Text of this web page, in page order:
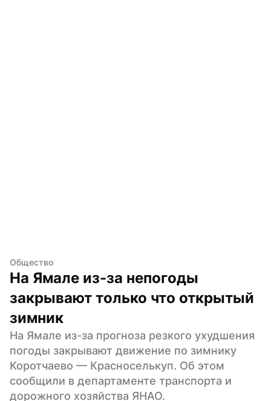
Общество
На Ямале из-за непогоды
закрывают только что открытый
зимник
На Ямале из-за прогноза резкого ухудшения
погоды закрывают движение по зимнику
Коротчаево — Красноселькуп. Об этом
сообщили в департаменте транспорта и
дорожного хозяйства ЯНАО.